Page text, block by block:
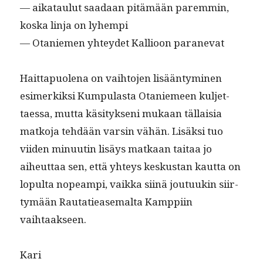
— aikataulut saadaan pitämään parem­min,
kos­ka lin­ja on lyhempi
— Otaniemen yhtey­det Kallioon paranevat
Hait­ta­puole­na on vai­h­to­jen lisään­tymi­nen
esimerkik­si Kumpu­las­ta Otaniemeen kul­jet­
taes­sa, mut­ta käsi­tyk­seni mukaan täl­laisia
matko­ja tehdään varsin vähän. Lisäk­si tuo
viiden min­uutin lisäys matkaan taitaa jo
aiheut­taa sen, että yhteys keskus­tan kaut­ta on
lop­ul­ta nopeampi, vaik­ka siinä joutuukin siir­
tymään Rautatiease­mal­ta Kamp­pi­in
vaihtaakseen.
Kari